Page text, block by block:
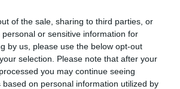
of the sale, sharing to third parties, or
or sensitive information for
by us, please use the below opt-out
selection. Please note that after your
you may continue seeing
based on personal information utilized by
φορές ακόμα θα πληρώσουμε για τις
μας ? Ελεος πια . Μας λειστεουν
μια με τις αυξήσεις στα είδη
ανάγκης και Δεν αντιδρά κανείς πια ?
τόσο βολεμένοι οικονομικά είναι που δεν